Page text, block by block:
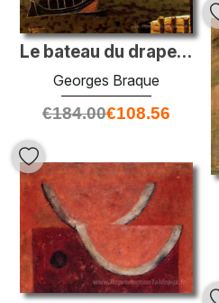
Le bateau du drapeau
Georges Braque
€184.00€108.56